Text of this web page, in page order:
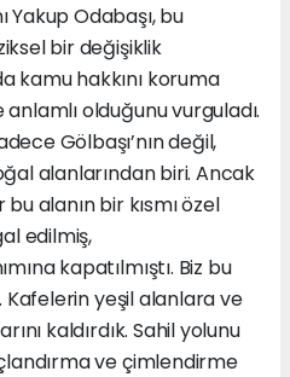
Yakup Odabaşı, bu
bir değişiklik
kamu hakkını koruma
olduğunu vurguladı.
Gölbaşı’nın değil,
alanlarından biri. Ancak
alanın bir kısmı özel
edilmiş,
kapatılmıştı. Biz bu
Kafelerin yeşil alanlara ve
kaldırdık. Sahil yolunu
ve çimlendirme